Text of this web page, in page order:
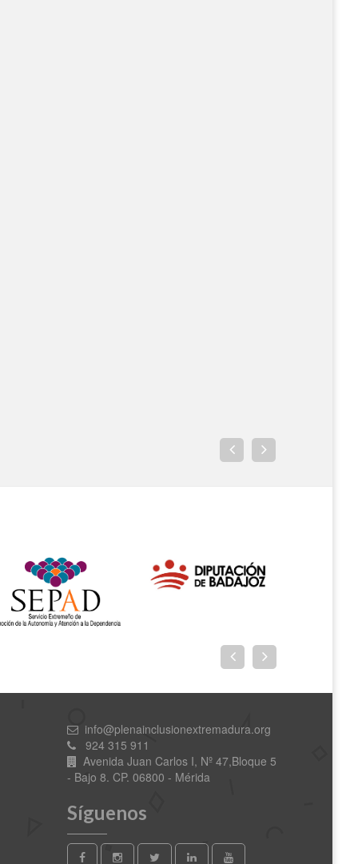
info@plenainclusionextremadura.org
924 315 911
Avenida Juan Carlos I, Nº 47,Bloque 5
- Bajo 8. CP. 06800 - Mérida
Síguenos